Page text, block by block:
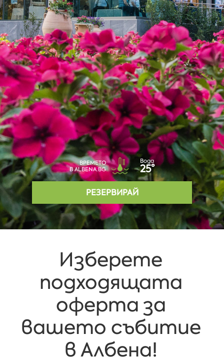
ВРЕМЕТО
В ALBENA.BG
Вода
25°
РЕЗЕРВИРАЙ
Изберете
подходящата
оферта за
вашето събитие
в Албена!